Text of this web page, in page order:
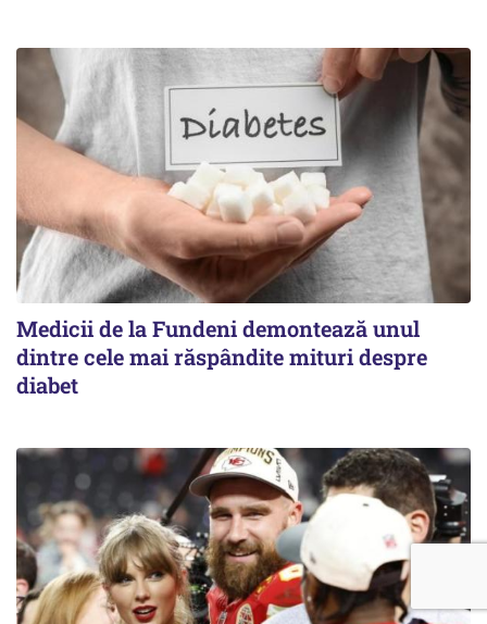
Medicii de la Fundeni demontează unul
dintre cele mai răspândite mituri despre
diabet